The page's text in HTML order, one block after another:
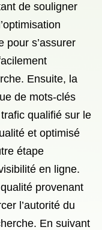
de souligner
pour s’assurer
Ensuite, la
de mots-clés
qualifié sur le
et optimisé
étape
en ligne.
provenant
l’autorité du
En suivant